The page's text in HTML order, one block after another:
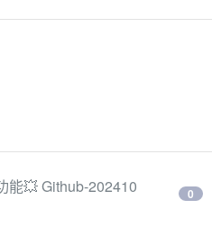
能💥 Github-202410
0